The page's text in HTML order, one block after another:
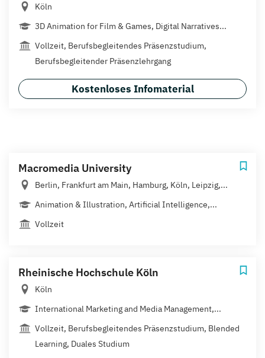
Köln
3D Animation for Film & Games, Digital Narratives...
Vollzeit, Berufsbegleitendes Präsenzstudium,
Berufsbegleitender Präsenzlehrgang
Kostenloses Infomaterial
Macromedia University
Berlin, Frankfurt am Main, Hamburg, Köln, Leipzig,...
Animation & Illustration, Artificial Intelligence,...
Vollzeit
Rheinische Hochschule Köln
Köln
International Marketing and Media Management,...
Vollzeit, Berufsbegleitendes Präsenzstudium, Blended
Learning, Duales Studium